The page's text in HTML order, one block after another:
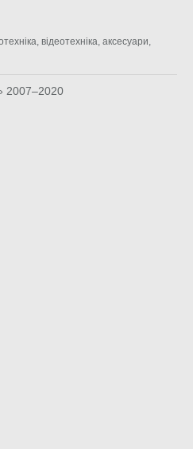
відеотехніка, аксесуари,
2007–2020